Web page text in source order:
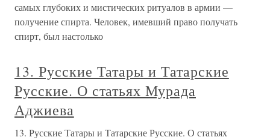
самых глубоких и мистических ритуалов в армии —
получение спирта. Человек, имевший право получать
спирт, был настолько
13. Русские Татары и Татарские
Русские. О статьях Мурада
Аджиева
13. Русские Татары и Татарские Русские. О статьях